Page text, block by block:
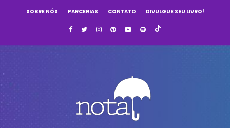
SOBRE NÓS PARCERIAS CONTATO DIVULGUE SEU LIVRO!